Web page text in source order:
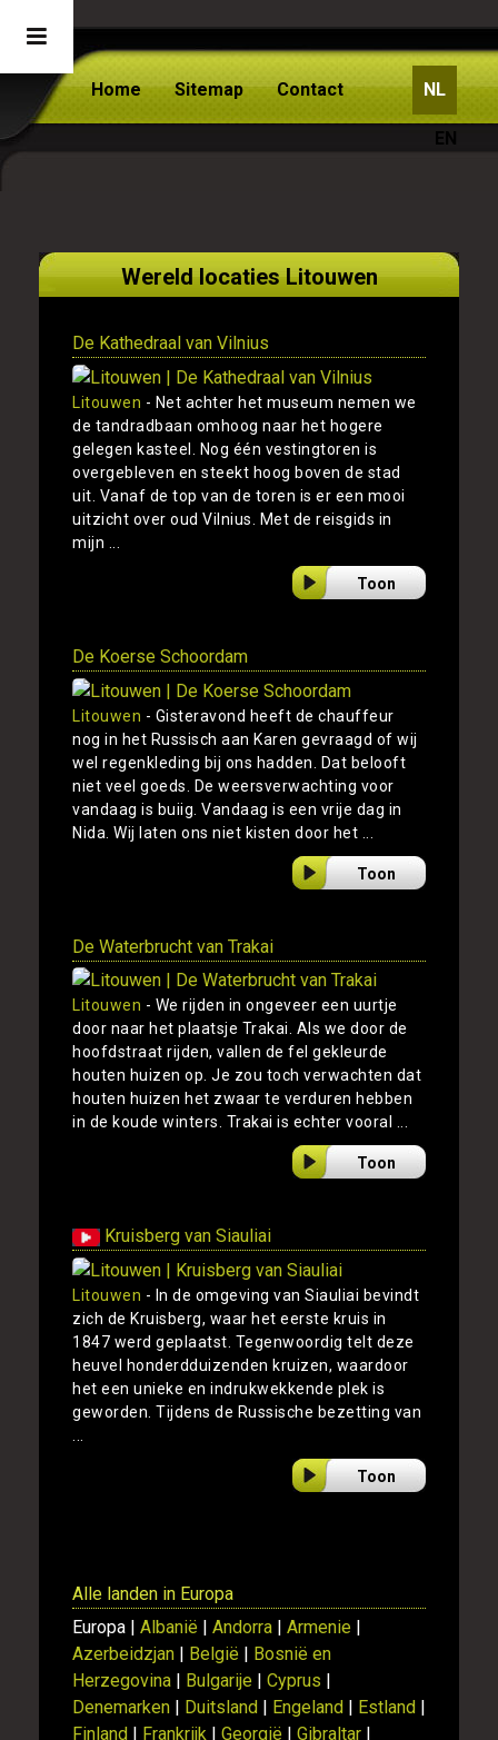
Home Sitemap Contact NL
EN
Wereld locaties Litouwen
De Kathedraal van Vilnius
Litouwen - Net achter het museum nemen we
de tandradbaan omhoog naar het hogere
gelegen kasteel. Nog één vestingtoren is
overgebleven en steekt hoog boven de stad
uit. Vanaf de top van de toren is er een mooi
uitzicht over oud Vilnius. Met de reisgids in
mijn ...
Toon
De Koerse Schoordam
Litouwen - Gisteravond heeft de chauffeur
nog in het Russisch aan Karen gevraagd of wij
wel regenkleding bij ons hadden. Dat belooft
niet veel goeds. De weersverwachting voor
vandaag is buiig. Vandaag is een vrije dag in
Nida. Wij laten ons niet kisten door het ...
Toon
De Waterbrucht van Trakai
Litouwen - We rijden in ongeveer een uurtje
door naar het plaatsje Trakai. Als we door de
hoofdstraat rijden, vallen de fel gekleurde
houten huizen op. Je zou toch verwachten dat
houten huizen het zwaar te verduren hebben
in de koude winters. Trakai is echter vooral ...
Toon
Kruisberg van Siauliai
Litouwen - In de omgeving van Siauliai bevindt
zich de Kruisberg, waar het eerste kruis in
1847 werd geplaatst. Tegenwoordig telt deze
heuvel honderdduizenden kruizen, waardoor
het een unieke en indrukwekkende plek is
geworden. Tijdens de Russische bezetting van
Toon
Alle landen in Europa
Europa | Albanië | Andorra | Armenie |
Azerbeidzjan | België | Bosnië en
Herzegovina | Bulgarije | Cyprus |
Denemarken | Duitsland | Engeland | Estland |
Finland | Frankrijk | Georgië | Gibraltar |